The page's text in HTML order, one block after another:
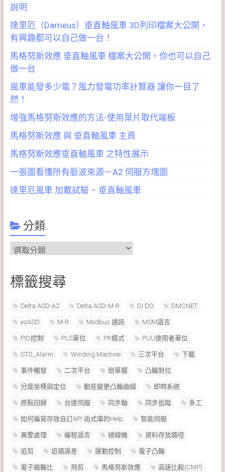
說明
達里厄（Darrieus）垂直軸風車 3D列印檔案大公開，
有興趣都可以自己做一台！
馬格努斯效應 垂直軸風車 檔案大公開，你也可以自己
做一台
風車能發多少電？風力發電功率計算器 讓你一目了
然！
增強馬格努斯效應的方法-使用葉片取代端板
馬格努斯效應 與 垂直軸風車 主頁
馬格努斯效應垂直軸風車 之特性展示
一張圖看懂所有脈波來源－A2 伺服方塊圖
達里厄風車 加載試驗 – 垂直軸風車
分類
分
類
標籤搜尋
Delta ASD-A2 Delta ASD-M-R DI DO DMCNET
ezASD M-R Modbus 通訊 MSM語言
PID控制 PLS單位 PR模式 PUU使用者單位
STO_Alarm Winding Machine 三次平台 下載
事件觸發 二次平台 倒單擺 凸輪對位
分度坐標與定位 動態變更凸輪曲線 即時系統
原點回歸 台達伺服 同步軸 同步追蹤 多工
如何編寫存放自訂API 函式庫的Help 智能伺服
異警處理 編程語言 繞線機 資料存放路徑
追剪 追隨誤差 運動控制 電子凸輪
電子齒輪比 飛剪 馬格努斯效應 高速比較(CMP)